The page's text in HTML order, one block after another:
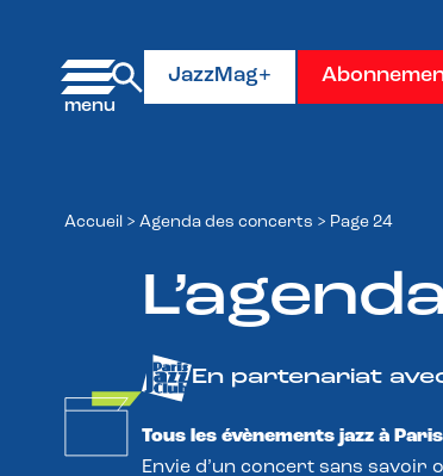
JazzMag+
Accueil > Agenda des concerts > Page 24
En partenariat
Tous les évènements jazz à Paris
Envie d’un concert sans savoir